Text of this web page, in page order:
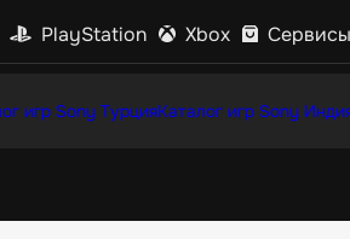
PlayStation Xbox Сервисы
игр Sony ТурцияКаталог игр Sony